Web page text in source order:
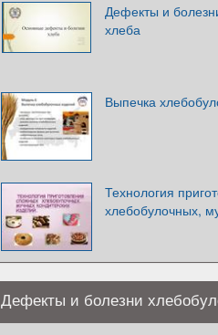
Дефекты и
хлеба
Выпечка
Технология
хлебобулочных,
Дефекты и болезни